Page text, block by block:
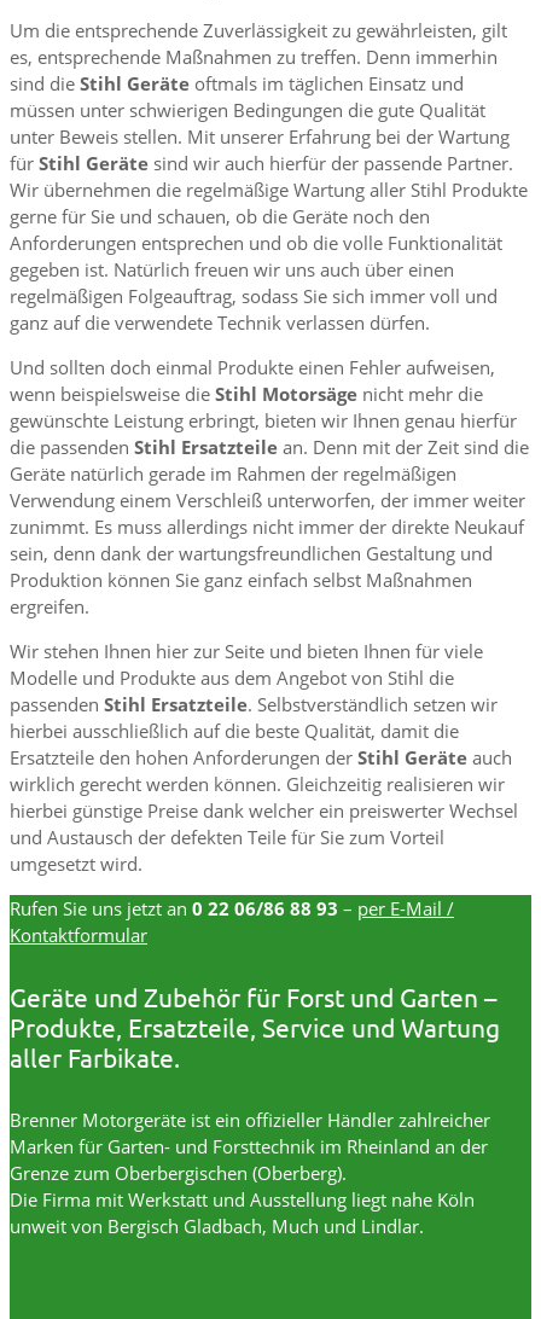
Um die entsprechende Zuverlässigkeit zu gewährleisten, gilt
es, entsprechende Maßnahmen zu treffen. Denn immerhin
sind die Stihl Geräte oftmals im täglichen Einsatz und
müssen unter schwierigen Bedingungen die gute Qualität
unter Beweis stellen. Mit unserer Erfahrung bei der Wartung
für Stihl Geräte sind wir auch hierfür der passende Partner.
Wir übernehmen die regelmäßige Wartung aller Stihl Produkte
gerne für Sie und schauen, ob die Geräte noch den
Anforderungen entsprechen und ob die volle Funktionalität
gegeben ist. Natürlich freuen wir uns auch über einen
regelmäßigen Folgeauftrag, sodass Sie sich immer voll und
ganz auf die verwendete Technik verlassen dürfen.
Und sollten doch einmal Produkte einen Fehler aufweisen,
wenn beispielsweise die Stihl Motorsäge nicht mehr die
gewünschte Leistung erbringt, bieten wir Ihnen genau hierfür
die passenden Stihl Ersatzteile an. Denn mit der Zeit sind die
Geräte natürlich gerade im Rahmen der regelmäßigen
Verwendung einem Verschleiß unterworfen, der immer weiter
zunimmt. Es muss allerdings nicht immer der direkte Neukauf
sein, denn dank der wartungsfreundlichen Gestaltung und
Produktion können Sie ganz einfach selbst Maßnahmen
ergreifen.
Wir stehen Ihnen hier zur Seite und bieten Ihnen für viele
Modelle und Produkte aus dem Angebot von Stihl die
passenden Stihl Ersatzteile. Selbstverständlich setzen wir
hierbei ausschließlich auf die beste Qualität, damit die
Ersatzteile den hohen Anforderungen der Stihl Geräte auch
wirklich gerecht werden können. Gleichzeitig realisieren wir
hierbei günstige Preise dank welcher ein preiswerter Wechsel
und Austausch der defekten Teile für Sie zum Vorteil
umgesetzt wird.
Rufen Sie uns jetzt an 0 22 06/86 88 93 – per E-Mail /
Kontaktformular
Geräte und Zubehör für Forst und Garten –
Produkte, Ersatzteile, Service und Wartung
aller Farbikate.
Brenner Motorgeräte ist ein offizieller Händler zahlreicher
Marken für Garten- und Forsttechnik im Rheinland an der
Grenze zum Oberbergischen (Oberberg).
Die Firma mit Werkstatt und Ausstellung liegt nahe Köln
unweit von Bergisch Gladbach, Much und Lindlar.